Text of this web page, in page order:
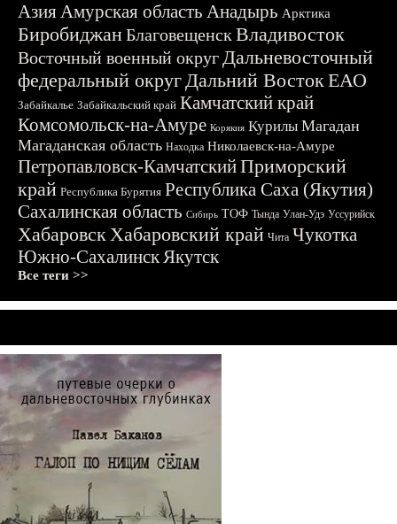
АзияАмурская область Анадырь Арктика
БиробиджанБлаговещенскВладивосток
Восточный военный округДальневосточный
федеральный округДальний ВостокЕАО
Забайкалье Забайкальский край Камчатский край
Комсомольск-на-Амуре Корякия Курилы Магадан
Магаданская область Находка Николаевск-на-Амуре
Петропавловск-КамчатскийПриморский
край Республика Бурятия Республика Саха (Якутия)
Сахалинская область Сибирь ТОФ Тында Улан-Удэ Уссурийск
ХабаровскХабаровский край Чита Чукотка
Южно-СахалинскЯкутск
Все теги >>